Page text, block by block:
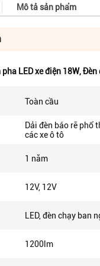
Mô tả sản phẩm
LED xe điện 18W,Đèn
Toàn cầu
Dải đèn báo rẽ phổ
các xe ô tô
1 năm
12V, 12V
LED, đèn chạy ban
1200lm